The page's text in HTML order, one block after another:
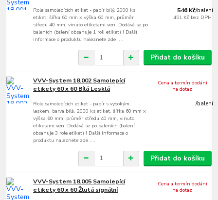
Role samolepících etiket - papír bílý, 2000 ks
etiket, šířka 60 mm x výška 60 mm, průměr
středu 40 mm, vinuto etiketami ven. Dodává se po
baleních (balení obsahuje 1 roli etiket) ! Další
informace o produktu naleznete zde ....
546 Kč/balení
451 Kč bez DPH
Přidat do košíku
VVV-System 18.002 Samolepící
etikety 60 x 60 Bílá Lesklá
Role samolepících etiket - papír s vysokým
leskem, barva bílá, 2000 ks etiket, šířka 60 mm x
výška 60 mm, průměr středu 40 mm, vinuto
etiketami ven. Dodává se po baleních (balení
obsahuje 3 role etiket) ! Další informace o
produktu naleznete zde ....
/balení
Cena a termín dodání
na dotaz
Přidat do košíku
VVV-System 18.005 Samolepící
etikety 60 x 60 Žlutá signální
Cena a termín dodání
na dotaz